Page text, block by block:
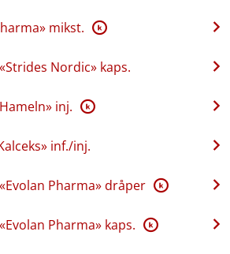
mikst. K
Nordic» kaps.
inj. K
inf.​/​inj.
Pharma» dråper K
Pharma» kaps. K